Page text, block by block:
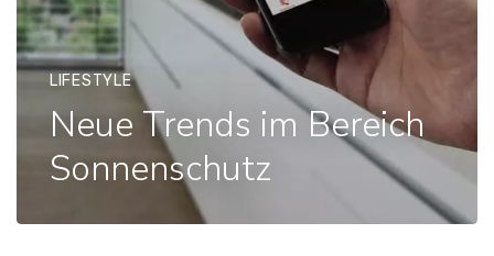
LIFESTYLE
Neue Trends im Bereich
Sonnenschutz